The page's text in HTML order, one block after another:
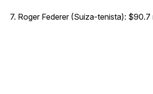
7. Roger Federer (Suiza-tenista): $90.7